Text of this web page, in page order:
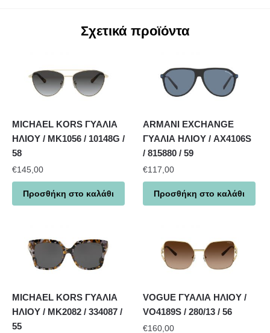
Σχετικά προϊόντα
MICHAEL KORS ΓΥΑΛΙΑ
ΗΛΙΟΥ / MK1056 / 10148G /
58
€145,00
Προσθήκη στο καλάθι
ARMANI EXCHANGE
ΓΥΑΛΙΑ ΗΛΙΟΥ / AX4106S
/ 815880 / 59
€117,00
Προσθήκη στο καλάθι
MICHAEL KORS ΓΥΑΛΙΑ
ΗΛΙΟΥ / MK2082 / 334087 /
55
VOGUE ΓΥΑΛΙΑ ΗΛΙΟΥ /
VO4189S / 280/13 / 56
€160,00